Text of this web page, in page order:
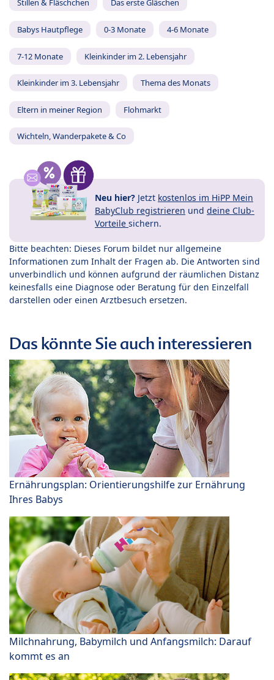
Stillen & Fläschchen Das erste Gläschen
Babys Hautpflege 0-3 Monate 4-6 Monate
7-12 Monate Kleinkinder im 2. Lebensjahr
Kleinkinder im 3. Lebensjahr Thema des Monats
Eltern in meiner Region Flohmarkt
Wichteln, Wanderpakete & Co
Neu hier? Jetzt kostenlos im HiPP Mein
BabyClub registrieren und deine Club-
Vorteile sichern.
Bitte beachten: Dieses Forum bildet nur allgemeine
Informationen zum Inhalt der Fragen ab. Die Antworten sind
unverbindlich und können aufgrund der räumlichen Distanz
keinesfalls eine Diagnose oder Beratung für den Einzelfall
darstellen oder einen Arztbesuch ersetzen.
Das könnte Sie auch interessieren
Ernährungsplan: Orientierungshilfe zur Ernährung
Ihres Babys
Milchnahrung, Babymilch und Anfangsmilch: Darauf
kommt es an